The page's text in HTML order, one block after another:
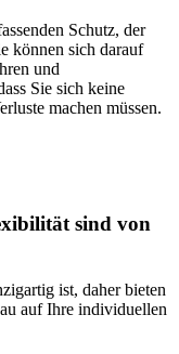
Schutz, der
können sich darauf
und
Sie sich keine
machen müssen.
sind von
ist, daher bieten
auf Ihre individuellen